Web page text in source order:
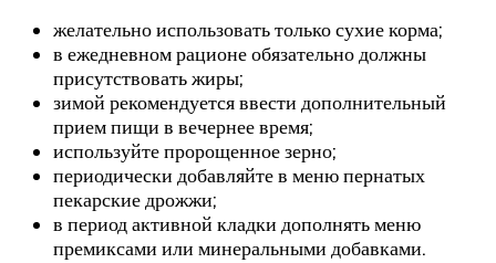
желательно использовать только сухие корма;
в ежедневном рационе обязательно должны
присутствовать жиры;
зимой рекомендуется ввести дополнительный
прием пищи в вечернее время;
используйте пророщенное зерно;
периодически добавляйте в меню пернатых
пекарские дрожжи;
в период активной кладки дополнять меню
премиксами или минеральными добавками.